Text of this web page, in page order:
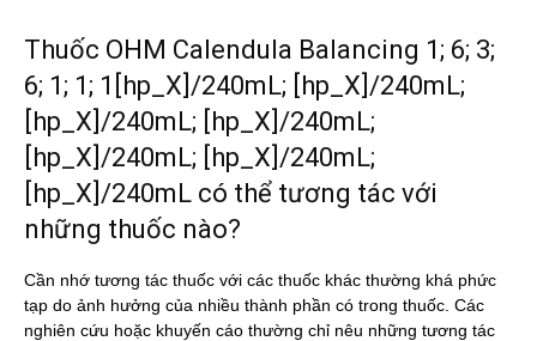
Thuốc OHM Calendula Balancing 1; 6; 3;
6; 1; 1; 1[hp_X]/240mL; [hp_X]/240mL;
[hp_X]/240mL; [hp_X]/240mL;
[hp_X]/240mL; [hp_X]/240mL;
[hp_X]/240mL có thể tương tác với
những thuốc nào?
Cần nhớ tương tác thuốc với các thuốc khác thường khá phức
tạp do ảnh hưởng của nhiều thành phần có trong thuốc. Các
nghiên cứu hoặc khuyến cáo thường chỉ nêu những tương tác